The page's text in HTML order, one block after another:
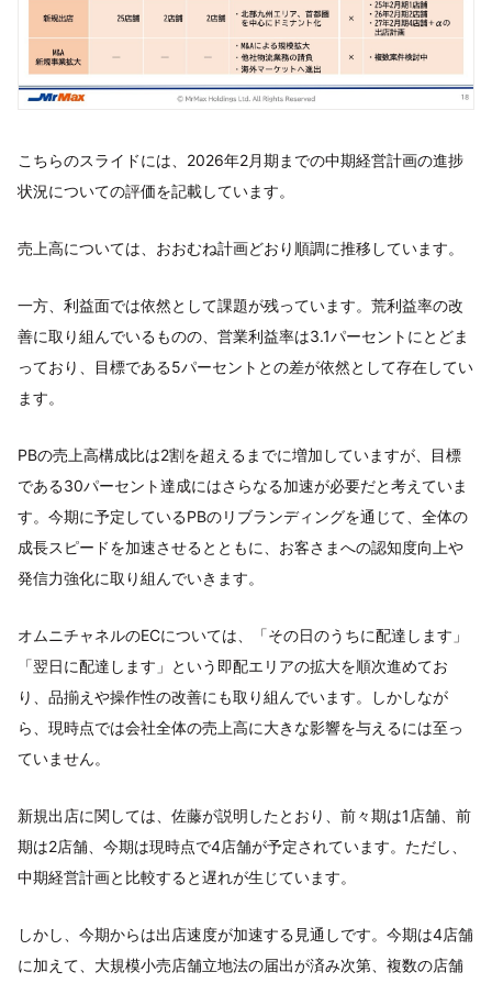
こちらのスライドには、2026年2月期までの中期経営計画の進捗
状況についての評価を記載しています。
売上高については、おおむね計画どおり順調に推移しています。
一方、利益面では依然として課題が残っています。荒利益率の改
善に取り組んでいるものの、営業利益率は3.1パーセントにとどま
っており、目標である5パーセントとの差が依然として存在してい
ます。
PBの売上高構成比は2割を超えるまでに増加していますが、目標
である30パーセント達成にはさらなる加速が必要だと考えていま
す。今期に予定しているPBのリブランディングを通じて、全体の
成長スピードを加速させるとともに、お客さまへの認知度向上や
発信力強化に取り組んでいきます。
オムニチャネルのECについては、「その日のうちに配達します」
「翌日に配達します」という即配エリアの拡大を順次進めてお
り、品揃えや操作性の改善にも取り組んでいます。しかしなが
ら、現時点では会社全体の売上高に大きな影響を与えるには至っ
ていません。
新規出店に関しては、佐藤が説明したとおり、前々期は1店舗、前
期は2店舗、今期は現時点で4店舗が予定されています。ただし、
中期経営計画と比較すると遅れが生じています。
しかし、今期からは出店速度が加速する見通しです。今期は4店舗
に加えて、大規模小売店舗立地法の届出が済み次第、複数の店舗